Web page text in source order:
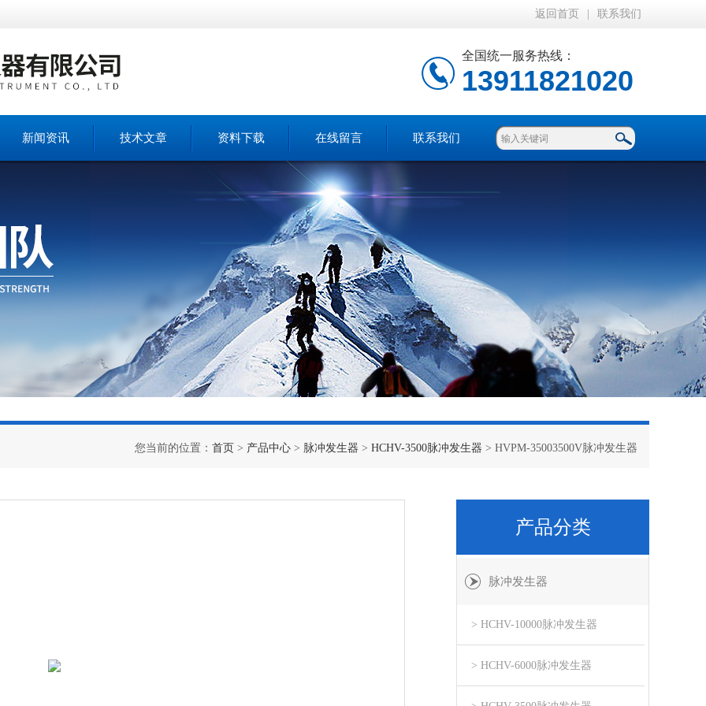
返回首页 联系我们
全国统一服务热线：
13911821020
新闻资讯 技术文章 资料下载 在线留言 联系我们
您当前的位置： 首页 > 产品中心 > 脉冲发生器 > HCHV-3500脉冲发生器 > HVPM-35003500V脉冲发生器
产品分类
脉冲发生器
> HCHV-10000脉冲发生器
> HCHV-6000脉冲发生器